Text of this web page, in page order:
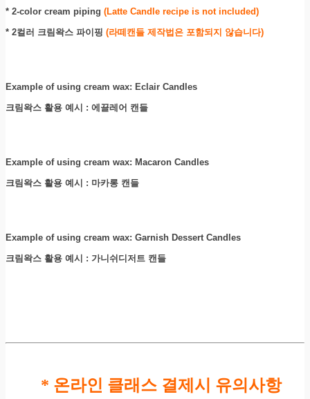
* 2-color cream piping (Latte Candle recipe is not included)
* 2컬러 크림왁스 파이핑 (라떼캔들 제작법은 포함되지 않습니다)
Example of using cream wax: Eclair Candles
크림왁스 활용 예시 : 에끌레어 캔들
Example of using cream wax: Macaron Candles
크림왁스 활용 예시 : 마카롱 캔들
Example of using cream wax: Garnish Dessert Candles
크림왁스 활용 예시 : 가니쉬디저트 캔들
* 온라인 클래스 결제시 유의사항